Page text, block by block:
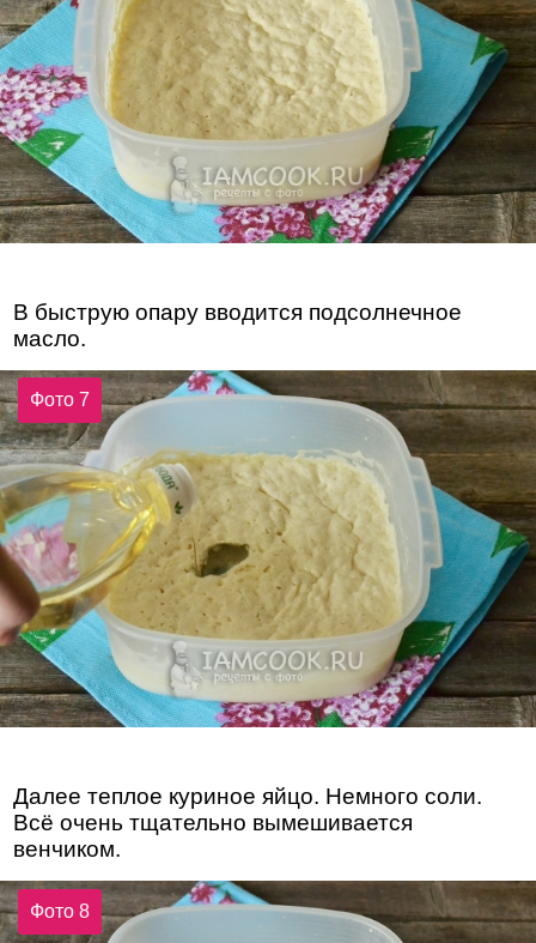
В быструю опару вводится подсолнечное
масло.
Фото 7
Далее теплое куриное яйцо. Немного соли.
Всё очень тщательно вымешивается
венчиком.
Фото 8